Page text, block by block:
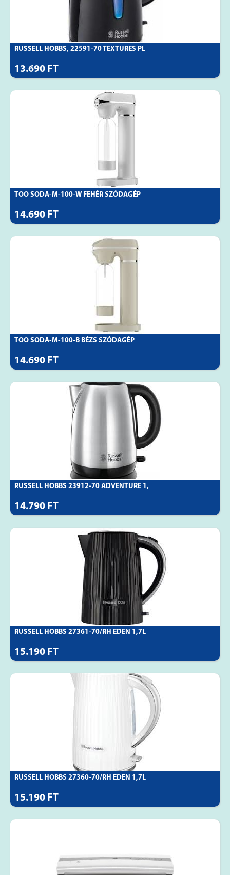
RUSSELL HOBBS, 22591-70 TEXTURES PL
13.690 FT
TOO SODA-M-100-W FEHÉR SZÓDAGÉP
14.690 FT
TOO SODA-M-100-B BÉZS SZÓDAGÉP
14.690 FT
RUSSELL HOBBS 23912-70 ADVENTURE 1,
14.790 FT
RUSSELL HOBBS 27361-70/RH EDEN 1,7L
15.190 FT
RUSSELL HOBBS 27360-70/RH EDEN 1,7L
15.190 FT